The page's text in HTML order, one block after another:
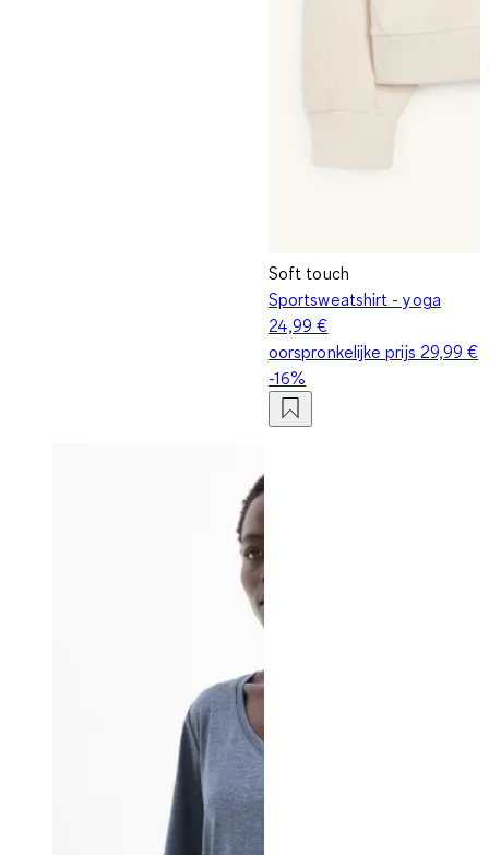
Soft touch
Sportsweatshirt - yoga
24,99 €
oorspronkelijke prijs 29,99 €
-16%